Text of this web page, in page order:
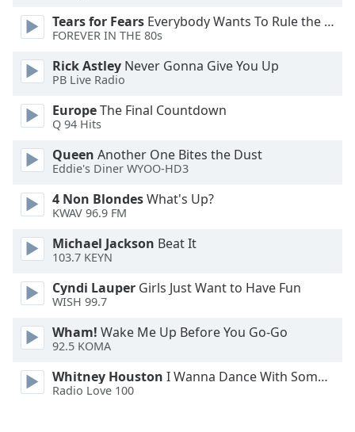
Caption
Background
Color
Size
Text
Edge
Style
Font
Family
Reset
Tears for Fears Everybody Wants To Rule the World
FOREVER IN THE 80s
Rick Astley Never Gonna Give You Up
PB Live Radio
EuropeThe Final Countdown
Q 94 Hits
Queen Another One Bites the Dust
Eddie's Diner WYOO-HD3
4 Non BlondesWhat's Up?
KWAV 96.9 FM
Michael Jackson Beat It
103.7 KEYN
Cyndi Lauper Girls Just Want to Have Fun
WISH 99.7
Wham! Wake Me Up Before You Go-Go
92.5 KOMA
Whitney Houston I Wanna Dance With Somebody
Radio Love 100